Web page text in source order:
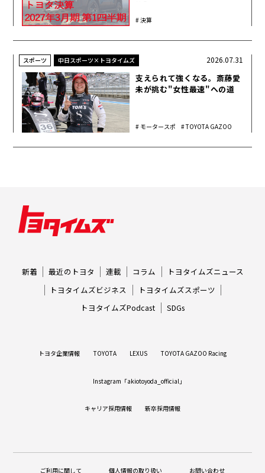
決算
スポーツ 中日スポーツ×トヨタイムズ
支えられて強くなる。斎藤愛
未が挑む"女性最速"への道
モータースポ
TOYOTA GAZOO
2026.07.31
新着 最近のトヨタ 連載 コラム
トヨタイムズニュース
トヨタイムズビジネス
トヨタイムズスポーツ
トヨタイムズPodcast
SDGs
トヨタ企業情報 TOYOTA LEXUS TOYOTA GAZOO Racing
Instagram「akiotoyoda_official」
キャリア採用情報 新卒採用情報
ご利用に関して 個人情報の取り扱い お問い合わせ